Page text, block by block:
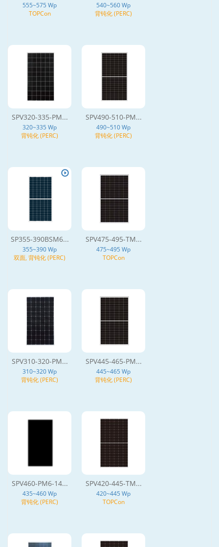
555~575 Wp
TOPCon
540~560 Wp
背钝化 (PERC)
SPV320-335-PM...
320~335 Wp
背钝化 (PERC)
SPV490-510-PM...
490~510 Wp
背钝化 (PERC)
SP355-390BSM6...
355~390 Wp
双面, 背钝化 (PERC)
SPV475-495-TM...
475~495 Wp
TOPCon
SPV310-320-PM...
310~320 Wp
背钝化 (PERC)
SPV445-465-PM...
445~465 Wp
背钝化 (PERC)
SPV460-PM6-14...
435~460 Wp
背钝化 (PERC)
SPV420-445-TM...
420~445 Wp
TOPCon